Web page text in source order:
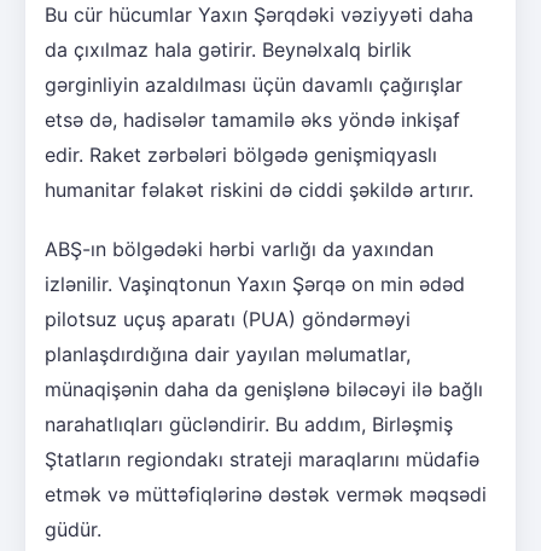
Bu cür hücumlar Yaxın Şərqdəki vəziyyəti daha
da çıxılmaz hala gətirir. Beynəlxalq birlik
gərginliyin azaldılması üçün davamlı çağırışlar
etsə də, hadisələr tamamilə əks yöndə inkişaf
edir. Raket zərbələri bölgədə genişmiqyaslı
humanitar fəlakət riskini də ciddi şəkildə artırır.
ABŞ-ın bölgədəki hərbi varlığı da yaxından
izlənilir. Vaşinqtonun Yaxın Şərqə on min ədəd
pilotsuz uçuş aparatı (PUA) göndərməyi
planlaşdırdığına dair yayılan məlumatlar,
münaqişənin daha da genişlənə biləcəyi ilə bağlı
narahatlıqları gücləndirir. Bu addım, Birləşmiş
Ştatların regiondakı strateji maraqlarını müdafiə
etmək və müttəfiqlərinə dəstək vermək məqsədi
güdür.